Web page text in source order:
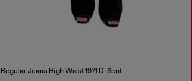
Regular Jeans High Waist 1971 D-Sent